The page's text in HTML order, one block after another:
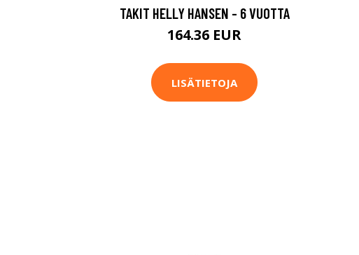
TAKIT HELLY HANSEN - 6 VUOTTA
164.36 EUR
LISÄTIETOJA